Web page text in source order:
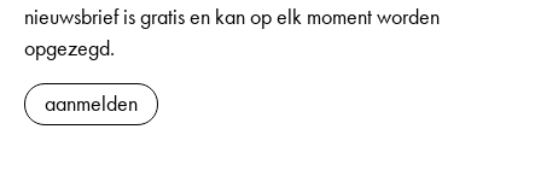
nieuwsbrief is gratis en kan op elk moment worden
opgezegd.
aanmelden